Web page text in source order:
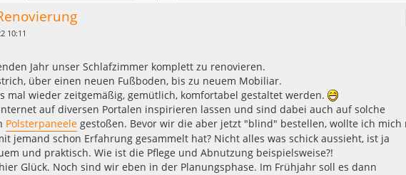
10:11
Jahr unser Schlafzimmer komplett zu renovieren.
über einen neuen Fußboden, bis zu neuem Mobiliar.
mal wieder zeitgemäßig, gemütlich, komfortabel gestaltet werden.
auf diversen Portalen inspirieren lassen und sind dabei auch auf solche
Polsterpaneele gestoßen. Bevor wir die aber jetzt "blind" bestellen, wollte ich mich
jemand schon Erfahrung gesammelt hat? Nicht alles was schick aussieht, ist ja
und praktisch. Wie ist die Pflege und Abnutzung beispielsweise?!
Glück. Noch sind wir eben in der Planungsphase. Im Frühjahr soll es dann